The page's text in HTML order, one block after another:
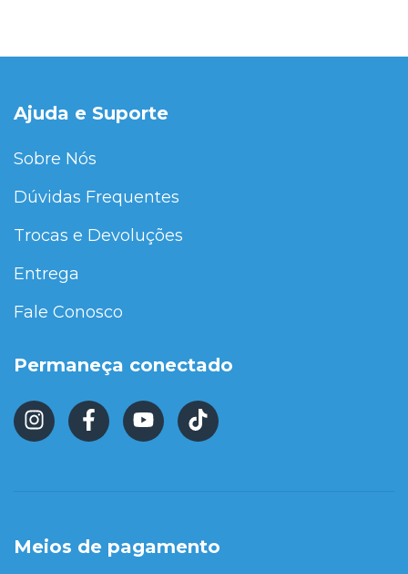
Ajuda e Suporte
Sobre Nós
Dúvidas Frequentes
Trocas e Devoluções
Entrega
Fale Conosco
Permaneça conectado
Meios de pagamento